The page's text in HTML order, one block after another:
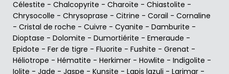
Célestite - Chalcopyrite - Charoïte - Chiastolite -
Chrysocolle - Chrysoprase - Citrine - Corail - Cornaline
- Cristal de roche - Cuivre - Cyanite - Damburite -
Dioptase - Dolomite - Dumortiérite - Emeraude -
Epidote - Fer de tigre - Fluorite - Fushite - Grenat -
Héliotrope - Hématite - Herkimer - Howlite - Indigolite -
Iolite - Jade - Jaspe - Kunsite - Lapis lazuli - Larimar -